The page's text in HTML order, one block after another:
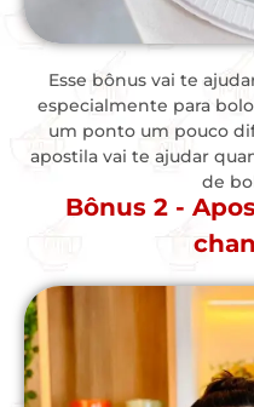
Esse bônus vai te
especialmente para
um ponto um pouco
apostila vai te ajudar
de
Bônus 2 -